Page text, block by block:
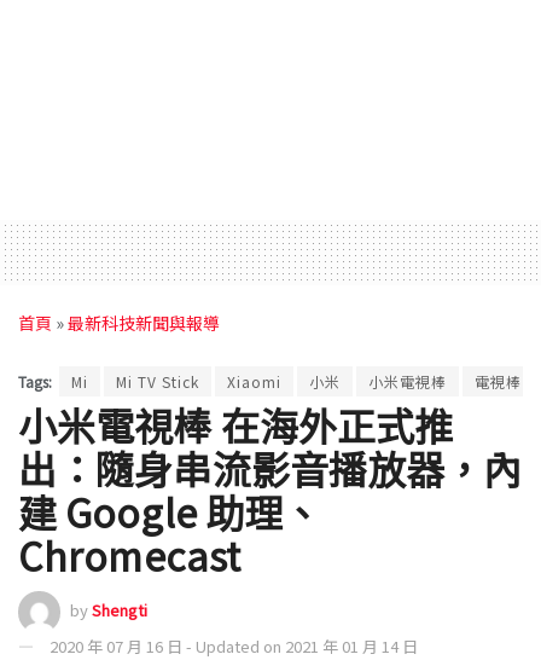
首頁 »最新科技新聞與報導
Tags: Mi Mi TV Stick Xiaomi 小米 小米電視棒 電視棒
小米電視棒 在海外正式推
出：隨身串流影音播放器，內
建 Google 助理、
Chromecast
byShengti
2020 年 07 月 16 日 - Updated on 2021 年 01 月 14 日